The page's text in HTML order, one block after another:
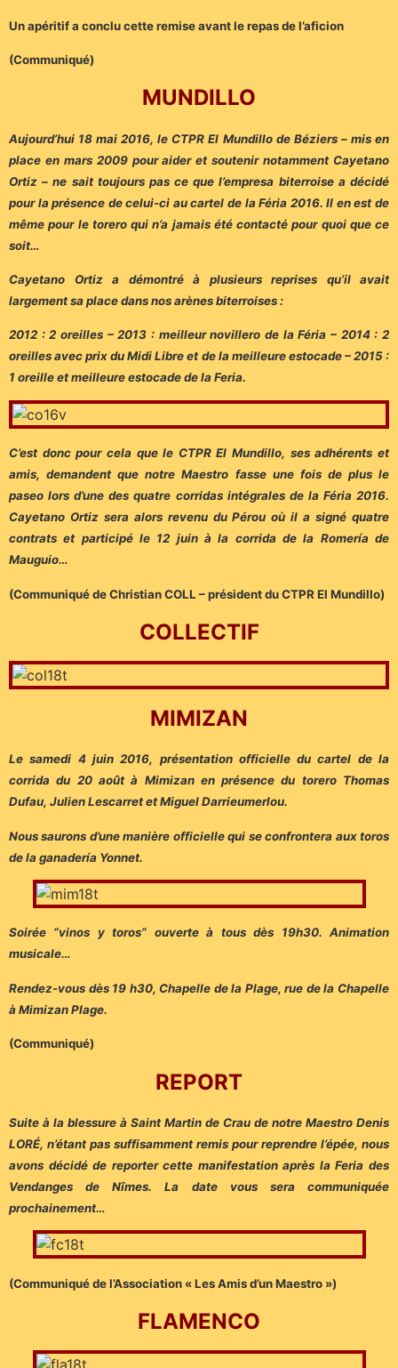
Un apéritif a conclu cette remise avant le repas de l’aficion
(Communiqué)
MUNDILLO
Aujourd’hui 18 mai 2016, le CTPR El Mundillo de Béziers – mis en
place en mars 2009 pour aider et soutenir notamment Cayetano
Ortiz – ne sait toujours pas ce que l’empresa biterroise a décidé
pour la présence de celui-ci au cartel de la Féria 2016. Il en est de
même pour le torero qui n’a jamais été contacté pour quoi que ce
soit…
Cayetano Ortiz a démontré à plusieurs reprises qu’il avait
largement sa place dans nos arènes biterroises :
2012 : 2 oreilles – 2013 : meilleur novillero de la Féria – 2014 : 2
oreilles avec prix du Midi Libre et de la meilleure estocade – 2015 :
1 oreille et meilleure estocade de la Feria.
C’est donc pour cela que le CTPR El Mundillo, ses adhérents et
amis, demandent que notre Maestro fasse une fois de plus le
paseo lors d’une des quatre corridas intégrales de la Féria 2016.
Cayetano Ortiz sera alors revenu du Pérou où il a signé quatre
contrats et participé le 12 juin à la corrida de la Romería de
Mauguio…
(Communiqué de Christian COLL – président du CTPR El Mundillo)
COLLECTIF
MIMIZAN
Le samedi 4 juin 2016, présentation officielle du cartel de la
corrida du 20 août à Mimizan en présence du torero Thomas
Dufau, Julien Lescarret et Miguel Darrieumerlou.
Nous saurons d’une manière officielle qui se confrontera aux toros
de la ganadería Yonnet.
Soirée “vinos y toros” ouverte à tous dès 19h30. Animation
musicale…
Rendez-vous dès 19 h30, Chapelle de la Plage, rue de la Chapelle
àMimizan Plage.
(Communiqué)
REPORT
Suite à la blessure à Saint Martin de Crau de notre Maestro Denis
LORÉ, n’étant pas suffisamment remis pour reprendre l’épée, nous
avons décidé de reporter cette manifestation après la Feria des
Vendanges de Nîmes. La date vous sera communiquée
prochainement…
(Communiqué de l’Association « Les Amis d’un Maestro »)
FLAMENCO